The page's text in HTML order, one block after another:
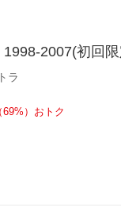
2007(初回
ラ
）おトク